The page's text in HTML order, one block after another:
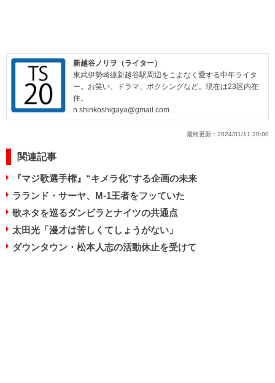
新越谷ノリヲ（ライター）
東武伊勢崎線新越谷駅周辺をこよなく愛する中年ライタ
ー。お笑い、ドラマ、ボクシングなど。現在は23区内在
住。
n.shinkoshigaya@gmail.com
最終更新： 2024/01/11 20:00
関連記事
『マジ歌選手権』“キメラ化”する企画の未来
ラランド・サーヤ、M-1王者をフッていた
歌ネタを巡るダンビラとナイツの共通点
太田光「漫才は苦しくてしょうがない」
ダウンタウン・松本人志の活動休止を受けて